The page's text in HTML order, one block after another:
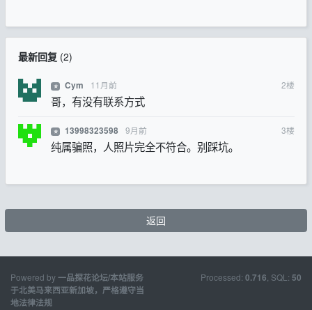
最新回复(2)
⭐ Cym 11月前 2楼
哥，有没有联系方式
⭐ 13998323598 9月前 3楼
纯属骗照，人照片完全不符合。别踩坑。
返回
Powered by一品探花论坛/本站服务
于北美马来西亚新加坡，严格遵守当
地法律法规
Processed: 0.716 , SQL: 50